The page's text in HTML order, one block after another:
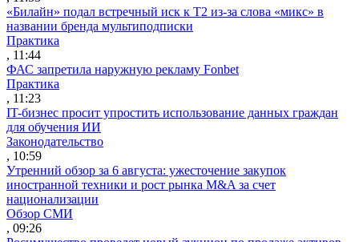
«Билайн» подал встречный иск к Т2 из-за слова «микс» в
названии бренда мультиподписки
Практика
, 11:44
ФАС запретила наружную рекламу Fonbet
Практика
, 11:23
IT-бизнес просит упростить использование данных граждан
для обучения ИИ
Законодательство
, 10:59
Утренний обзор за 6 августа: ужесточение закупок
иностранной техники и рост рынка M&A за счет
национализации
Обзор СМИ
, 09:26